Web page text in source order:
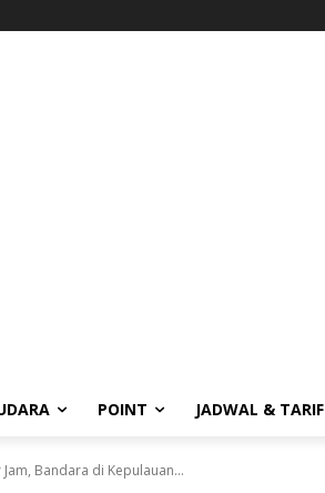
POINT JADWAL & TARIF
Bandara di Kepulauan...